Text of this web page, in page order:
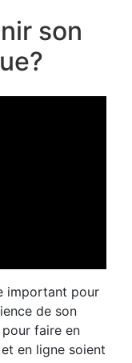
son
important pour
de son
faire en
en ligne soient